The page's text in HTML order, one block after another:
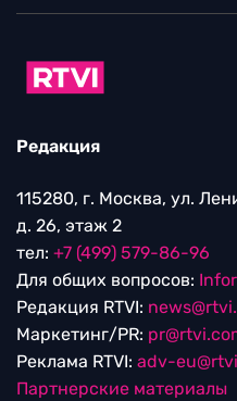
Редакция
115280, г. Москва, ул.
д. 26, этаж 2
тел: +7 (499) 579-86-96
Для общих вопросов:
Редакция RTVI:
Маркетинг/PR:
Реклама RTVI: adv-
Партнерские материалы